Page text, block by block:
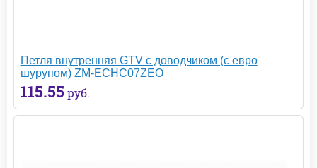
Петля внутренняя GTV с доводчиком (с евро
шурупом) ZM-ECHC07ZEO
115.55 руб.